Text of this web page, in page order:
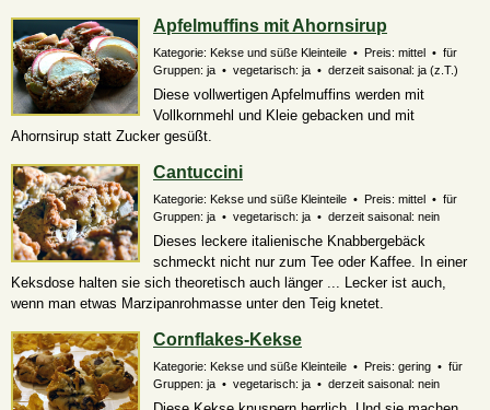
Apfelmuffins mit Ahornsirup
Kategorie: Kekse und süße Kleinteile • Preis: mittel • für
Gruppen: ja • vegetarisch: ja • derzeit saisonal: ja (z.T.)
Diese vollwertigen Apfelmuffins werden mit
Vollkornmehl und Kleie gebacken und mit
Ahornsirup statt Zucker gesüßt.
Cantuccini
Kategorie: Kekse und süße Kleinteile • Preis: mittel • für
Gruppen: ja • vegetarisch: ja • derzeit saisonal: nein
Dieses leckere italienische Knabbergebäck
schmeckt nicht nur zum Tee oder Kaffee. In einer
Keksdose halten sie sich theoretisch auch länger ... Lecker ist auch,
wenn man etwas Marzipanrohmasse unter den Teig knetet.
Cornflakes-Kekse
Kategorie: Kekse und süße Kleinteile • Preis: gering • für
Gruppen: ja • vegetarisch: ja • derzeit saisonal: nein